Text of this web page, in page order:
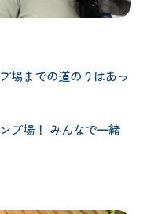
場までの道のりはあっ
プ場！ みんなで一緒